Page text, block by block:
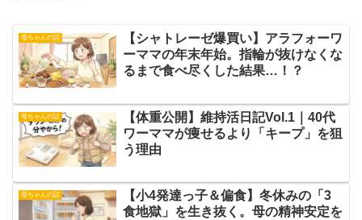
母ちゃんの話
【シャトレーゼ爆買い】アラフォーワ
ーママの年末年始。指輪が抜けなくな
るまで食べ尽くした結果…！？
母ちゃんの話
【体重公開】維持活日記Vol.1｜40代
ワーママが痩せるより「キープ」を狙
う理由
母ちゃんの話
【小4発達っ子＆偏食】冬休みの「3
食地獄」を生き抜く。母の精神安定を